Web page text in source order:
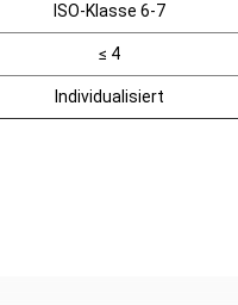
ISO-Klasse 6-7
≤ 4
Individualisiert